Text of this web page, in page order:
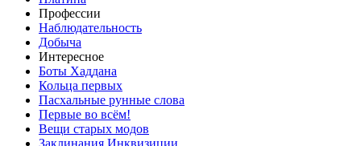
Профессии
Наблюдательность
Добыча
Интересное
Боты Хаддана
Кольца первых
Пасхальные рунные слова
Первые во всём!
Вещи старых модов
Заклинания Инквизиции